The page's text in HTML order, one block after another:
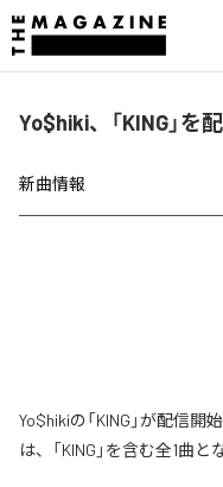
Yo$hiki、「KING」を
新曲情報
Yo$hikiの「KING」が配信
は、「KING」を含む全1曲と